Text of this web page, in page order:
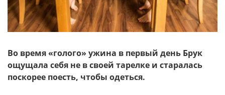
Во время «голого» ужина в первый день Брук
ощущала себя не в своей тарелке и старалась
поскорее поесть, чтобы одеться.